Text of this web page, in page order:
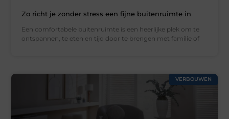
Zo richt je zonder stress een fijne buitenruimte in
Een comfortabele buitenruimte is een heerlijke plek om te
ontspannen, te eten en tijd door te brengen met familie of
VERBOUWEN